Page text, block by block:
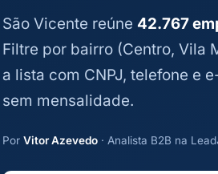
São Vicente reúne 42.767
Filtre por bairro (Centro, Vila
a lista com CNPJ, telefone e
sem mensalidade.
Por Vitor Azevedo · Analista B2B na